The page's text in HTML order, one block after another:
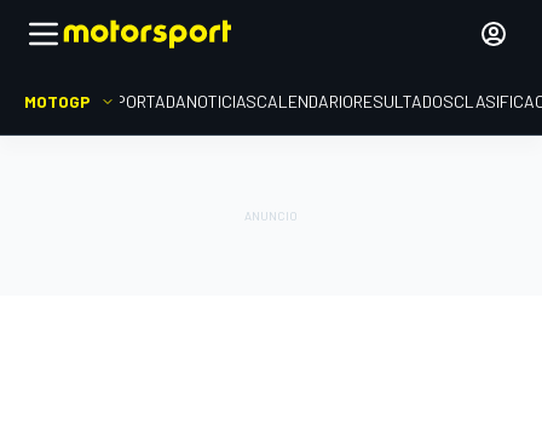
MOTOGP PORTADANOTICIASCALENDARIORESULTADOS